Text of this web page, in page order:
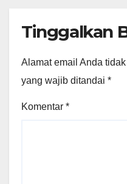
Tinggalkan
Alamat email Anda
yang wajib ditandai *
Komentar *